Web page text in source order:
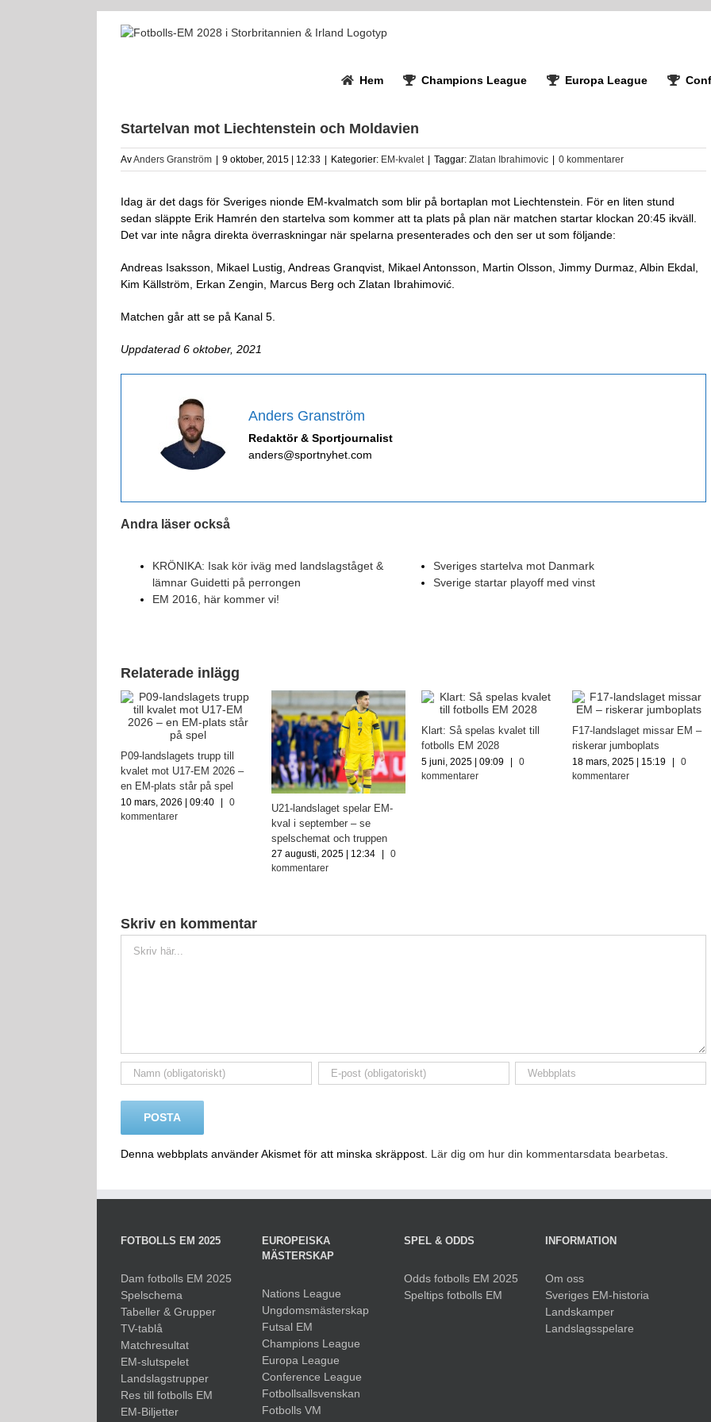
Hem Champions League Europa League
Startelvan mot Liechtenstein och Moldavien
AvAnders Granström 9 oktober, 2015 | 12:33 Kategorier: EM-kvalet Taggar: Zlatan Ibrahimovic 0 kommentarer
Idag är det dags för Sveriges nionde EM-kvalmatch som blir på bortaplan mot Liechtenstein. För en liten stund
sedan släppte Erik Hamrén den startelva som kommer att ta plats på plan när matchen startar klockan 20:45 ikväll.
Det var inte några direkta överraskningar när spelarna presenterades och den ser ut som följande:
Andreas Isaksson, Mikael Lustig, Andreas Granqvist, Mikael Antonsson, Martin Olsson, Jimmy Durmaz, Albin Ekdal,
Kim Källström, Erkan Zengin, Marcus Berg och Zlatan Ibrahimović.
Matchen går att se på Kanal 5.
Uppdaterad 6 oktober, 2021
Anders Granström
Redaktör & Sportjournalist
anders@sportnyhet.com
Andra läser också
KRÖNIKA: Isak kör iväg med landslagståget &
lämnar Guidetti på perrongen
EM 2016, här kommer vi!
Sveriges startelva mot Danmark
Sverige startar playoff med vinst
Relaterade inlägg
P09-landslagets trupp till
kvalet mot U17-EM 2026 –
en EM-plats står på spel
10 mars, 2026 | 09:40 |
0
kommentarer
U21-landslaget spelar EM-
kval i september – se
spelschemat och truppen
27 augusti, 2025 | 12:34
0
kommentarer
Klart: Så spelas kvalet till
fotbolls EM 2028
5 juni, 2025 | 09:09 |
0
kommentarer
F17-landslaget missar EM –
riskerar jumboplats
18 mars, 2025 | 15:19 |
0
kommentarer
Skriv en kommentar
Denna webbplats använder Akismet för att minska skräppost. Lär dig om hur din kommentarsdata bearbetas
FOTBOLLS EM 2025
Dam fotbolls EM 2025
Spelschema
Tabeller & Grupper
TV-tablå
Matchresultat
EM-slutspelet
Landslagstrupper
Res till fotbolls EM
EM-Biljetter
EUROPEISKA
MÄSTERSKAP
Nations League
Ungdomsmästerskap
Futsal EM
Champions League
Europa League
Conference League
Fotbollsallsvenskan
Fotbolls VM
SPEL & ODDS
Odds fotbolls EM 2025
Speltips fotbolls EM
INFORMATION
Om oss
Sveriges EM-historia
Landskamper
Landslagsspelare